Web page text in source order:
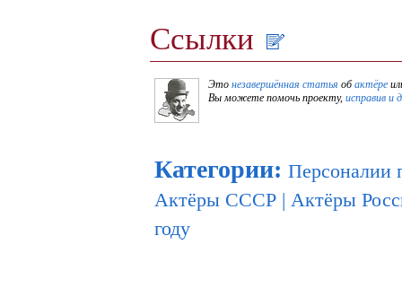
Ссылки
Это незавершённая статья обактёре
Вы можете помочь проекту, исправив и
Категории: Персоналии
Актёры СССР | Актёры
году